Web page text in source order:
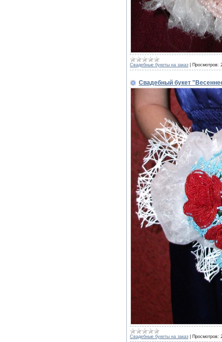
Свадебные букеты на заказ Просмотров:
Свадебный букет
Свадебные букеты на заказ Просмотров: